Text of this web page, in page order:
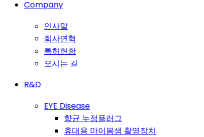
Company
인사말
회사연혁
특허현황
오시는 길
R&D
EYE Disease
향균 누점플러그
휴대용 마이봄샘 촬영장치